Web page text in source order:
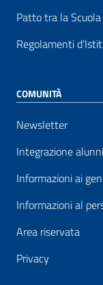
Patto tra la
Regolamenti
COMUNITÀ
Newsletter
Integrazione alunni
Informazioni ai
Informazioni al
Area riservata
Privacy